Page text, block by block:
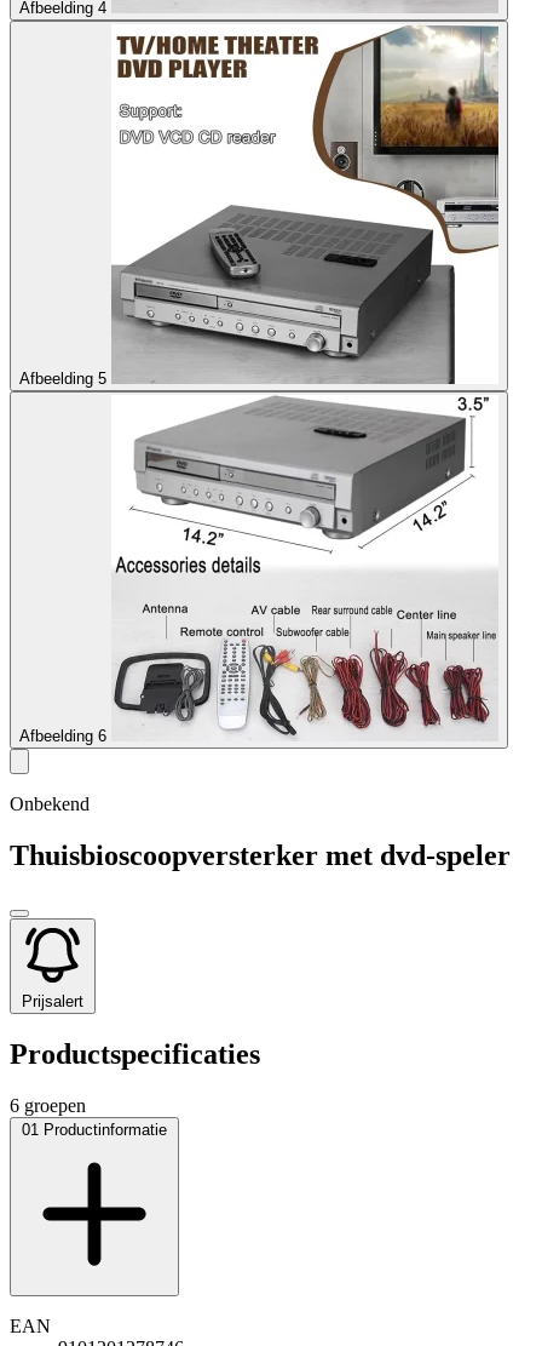
Afbeelding 4
Afbeelding 5
Afbeelding 6
Onbekend
Thuisbioscoopversterker met dvd-speler
Prijsalert
Productspecificaties
6 groepen
01 Productinformatie
EAN